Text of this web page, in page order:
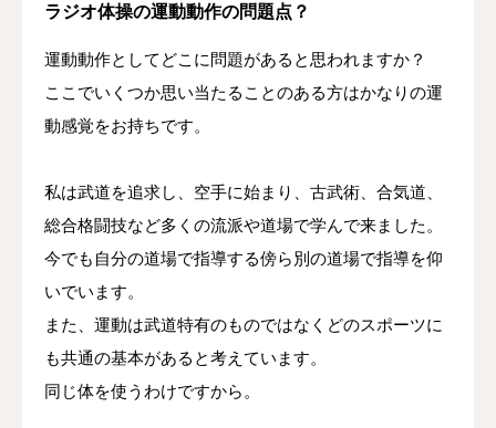
ラジオ体操の運動動作の問題点？
運動動作としてどこに問題があると思われますか？
ここでいくつか思い当たることのある方はかなりの運
動感覚をお持ちです。
私は武道を追求し、空手に始まり、古武術、合気道、
総合格闘技など多くの流派や道場で学んで来ました。
今でも自分の道場で指導する傍ら別の道場で指導を仰
いでいます。
また、運動は武道特有のものではなくどのスポーツに
も共通の基本があると考えています。
同じ体を使うわけですから。